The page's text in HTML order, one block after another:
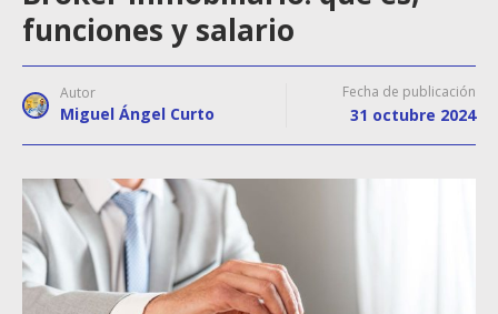
funciones y salario
Autor
Miguel Ángel Curto
Fecha de publicación
31 octubre 2024